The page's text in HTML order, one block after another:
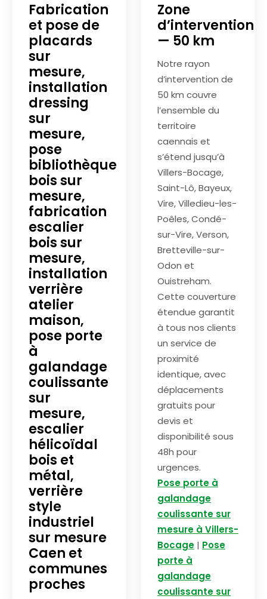
Fabrication
et pose de
placards
sur
mesure,
installation
dressing
sur
mesure,
pose
bibliothèque
bois sur
mesure,
fabrication
escalier
bois sur
mesure,
installation
verrière
atelier
maison,
pose porte
à
galandage
coulissante
sur
mesure,
escalier
hélicoïdal
bois et
métal,
verrière
style
industriel
sur mesure
Caen et
communes
proches
Zone
d’intervention
— 50 km
Notre rayon
d’intervention de
50 km couvre
l’ensemble du
territoire
caennais et
s’étend jusqu’à
Villers-Bocage,
Saint-Lô, Bayeux,
Vire, Villedieu-les-
Poêles, Condé-
sur-Vire, Verson,
Bretteville-sur-
Odon et
Ouistreham.
Cette couverture
étendue garantit
à tous nos clients
un service de
proximité
identique, avec
déplacements
gratuits pour
devis et
disponibilité sous
48h pour
urgences.
Pose porte à
galandage
coulissante sur
mesure à Villers-
Bocage | Pose
porte à
galandage
coulissante sur